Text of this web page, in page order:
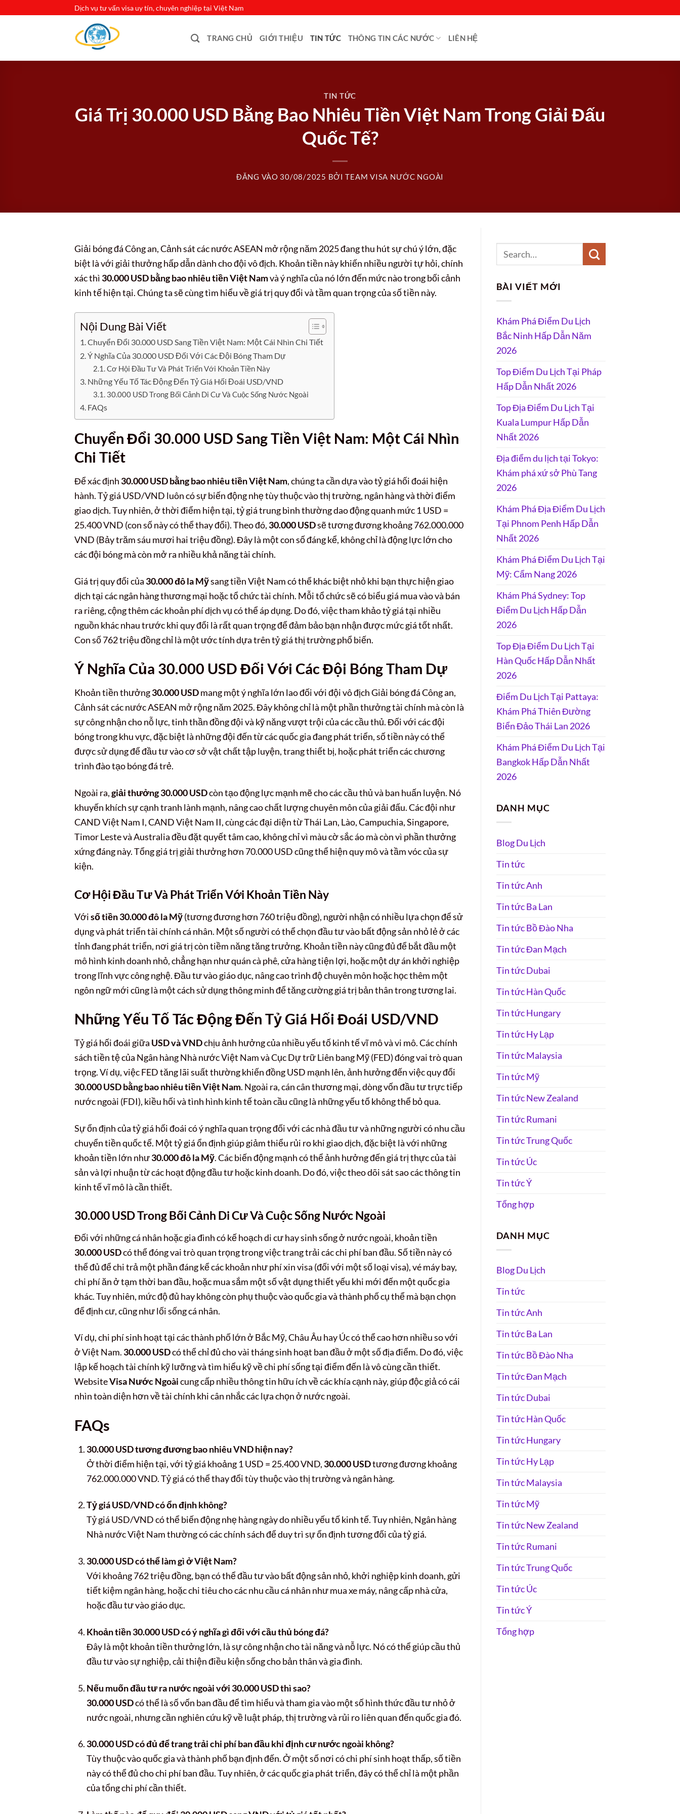
Dịch vụ tư vấn visa uy tín, chuyên nghiệp tại Việt Nam
TRANG CHỦ GIỚI THIỆU TIN TỨC THÔNG TIN CÁC NƯỚC LIÊN HỆ
TIN TỨC
Giá Trị 30.000 USD Bằng Bao Nhiêu Tiền Việt Nam Trong Giải Đấu
Quốc Tế?
ĐĂNG VÀO 30/08/2025 BỞITEAM VISA NƯỚC NGOÀI
Giải bóng đá Công an, Cảnh sát các nước ASEAN mở rộng năm 2025 đang thu hút sự chú ý lớn, đặc
biệt là với giải thưởng hấp dẫn dành cho đội vô địch. Khoản tiền này khiến nhiều người tự hỏi, chính
xác thì 30.000 USD bằng bao nhiêu tiền Việt Namvà ý nghĩa của nó lớn đến mức nào trong bối cảnh
kinh tế hiện tại. Chúng ta sẽ cùng tìm hiểu về giá trị quy đổi và tầm quan trọng của số tiền này.
Nội Dung Bài Viết
Chuyển Đổi 30.000 USD Sang Tiền Việt Nam: Một Cái Nhìn Chi Tiết
Ý Nghĩa Của 30.000 USD Đối Với Các Đội Bóng Tham Dự
Cơ Hội Đầu Tư Và Phát Triển Với Khoản Tiền Này
Những Yếu Tố Tác Động Đến Tỷ Giá Hối Đoái USD/VND
30.000 USD Trong Bối Cảnh Di Cư Và Cuộc Sống Nước Ngoài
FAQs
Chuyển Đổi 30.000 USD Sang Tiền Việt Nam: Một Cái Nhìn
Chi Tiết
Để xác định 30.000 USD bằng bao nhiêu tiền Việt Nam, chúng ta cần dựa vào tỷ giá hối đoái hiện
hành. Tỷ giá USD/VND luôn có sự biến động nhẹ tùy thuộc vào thị trường, ngân hàng và thời điểm
giao dịch. Tuy nhiên, ở thời điểm hiện tại, tỷ giá trung bình thường dao động quanh mức 1 USD =
25.400 VND (con số này có thể thay đổi). Theo đó, 30.000 USDsẽ tương đương khoảng 762.000.000
VND (Bảy trăm sáu mươi hai triệu đồng). Đây là một con số đáng kể, không chỉ là động lực lớn cho
các đội bóng mà còn mở ra nhiều khả năng tài chính.
Giá trị quy đổi của 30.000 đô la Mỹsang tiền Việt Nam có thể khác biệt nhỏ khi bạn thực hiện giao
dịch tại các ngân hàng thương mại hoặc tổ chức tài chính. Mỗi tổ chức sẽ có biểu giá mua vào và bán
ra riêng, cộng thêm các khoản phí dịch vụ có thể áp dụng. Do đó, việc tham khảo tỷ giá tại nhiều
nguồn khác nhau trước khi quy đổi là rất quan trọng để đảm bảo bạn nhận được mức giá tốt nhất.
Con số 762 triệu đồng chỉ là một ước tính dựa trên tỷ giá thị trường phổ biến.
Ý Nghĩa Của 30.000 USD Đối Với Các Đội Bóng Tham Dự
Khoản tiền thưởng30.000 USDmang một ý nghĩa lớn lao đối với đội vô địch Giải bóng đá Công an,
Cảnh sát các nước ASEAN mở rộng năm 2025. Đây không chỉ là một phần thưởng tài chính mà còn là
sự công nhận cho nỗ lực, tinh thần đồng đội và kỹ năng vượt trội của các cầu thủ. Đối với các đội
bóng trong khu vực, đặc biệt là những đội đến từ các quốc gia đang phát triển, số tiền này có thể
được sử dụng để đầu tư vào cơ sở vật chất tập luyện, trang thiết bị, hoặc phát triển các chương
trình đào tạo bóng đá trẻ.
Ngoài ra,giải thưởng 30.000 USDcòn tạo động lực mạnh mẽ cho các cầu thủ và ban huấn luyện. Nó
khuyến khích sự cạnh tranh lành mạnh, nâng cao chất lượng chuyên môn của giải đấu. Các đội như
CAND Việt Nam I, CAND Việt Nam II, cùng các đại diện từ Thái Lan, Lào, Campuchia, Singapore,
Timor Leste và Australia đều đặt quyết tâm cao, không chỉ vì màu cờ sắc áo mà còn vì phần thưởng
xứng đáng này. Tổng giá trị giải thưởng hơn 70.000 USD cũng thể hiện quy mô và tầm vóc của sự
kiện.
Cơ Hội Đầu Tư Và Phát Triển Với Khoản Tiền Này
Vớisố tiền 30.000 đô la Mỹ(tương đương hơn 760 triệu đồng), người nhận có nhiều lựa chọn để sử
dụng và phát triển tài chính cá nhân. Một số người có thể chọn đầu tư vào bất động sản nhỏ lẻ ở các
tỉnh đang phát triển, nơi giá trị còn tiềm năng tăng trưởng. Khoản tiền này cũng đủ để bắt đầu một
mô hình kinh doanh nhỏ, chẳng hạn như quán cà phê, cửa hàng tiện lợi, hoặc một dự án khởi nghiệp
trong lĩnh vực công nghệ. Đầu tư vào giáo dục, nâng cao trình độ chuyên môn hoặc học thêm một
ngôn ngữ mới cũng là một cách sử dụng thông minh để tăng cường giá trị bản thân trong tương lai.
Những Yếu Tố Tác Động Đến Tỷ Giá Hối Đoái USD/VND
Tỷ giá hối đoái giữa USD và VNDchịu ảnh hưởng của nhiều yếu tố kinh tế vĩ mô và vi mô. Các chính
sách tiền tệ của Ngân hàng Nhà nước Việt Nam và Cục Dự trữ Liên bang Mỹ (FED) đóng vai trò quan
trọng. Ví dụ, việc FED tăng lãi suất thường khiến đồng USD mạnh lên, ảnh hưởng đến việc quy đổi
30.000 USD bằng bao nhiêu tiền Việt Nam. Ngoài ra, cán cân thương mại, dòng vốn đầu tư trực tiếp
nước ngoài (FDI), kiều hối và tình hình kinh tế toàn cầu cũng là những yếu tố không thể bỏ qua.
Sự ổn định của tỷ giá hối đoái có ý nghĩa quan trọng đối với các nhà đầu tư và những người có nhu cầu
chuyển tiền quốc tế. Một tỷ giá ổn định giúp giảm thiểu rủi ro khi giao dịch, đặc biệt là với những
khoản tiền lớn như30.000 đô la Mỹ. Các biến động mạnh có thể ảnh hưởng đến giá trị thực của tài
sản và lợi nhuận từ các hoạt động đầu tư hoặc kinh doanh. Do đó, việc theo dõi sát sao các thông tin
kinh tế vĩ mô là cần thiết.
30.000 USD Trong Bối Cảnh Di Cư Và Cuộc Sống Nước Ngoài
Đối với những cá nhân hoặc gia đình có kế hoạch di cư hay sinh sống ở nước ngoài, khoản tiền
30.000 USDcó thể đóng vai trò quan trọng trong việc trang trải các chi phí ban đầu. Số tiền này có
thể đủ để chi trả một phần đáng kể các khoản như phí xin visa (đối với một số loại visa), vé máy bay,
chi phí ăn ở tạm thời ban đầu, hoặc mua sắm một số vật dụng thiết yếu khi mới đến một quốc gia
khác. Tuy nhiên, mức độ đủ hay không còn phụ thuộc vào quốc gia và thành phố cụ thể mà bạn chọn
để định cư, cũng như lối sống cá nhân.
Ví dụ, chi phí sinh hoạt tại các thành phố lớn ở Bắc Mỹ, Châu Âu hay Úc có thể cao hơn nhiều so với
ở Việt Nam. 30.000 USDcó thể chỉ đủ cho vài tháng sinh hoạt ban đầu ở một số địa điểm. Do đó, việc
lập kế hoạch tài chính kỹ lưỡng và tìm hiểu kỹ về chi phí sống tại điểm đến là vô cùng cần thiết.
WebsiteVisa Nước Ngoàicung cấp nhiều thông tin hữu ích về các khía cạnh này, giúp độc giả có cái
nhìn toàn diện hơn về tài chính khi cân nhắc các lựa chọn ở nước ngoài.
FAQs
30.000 USD tương đương bao nhiêu VND hiện nay?
Ở thời điểm hiện tại, với tỷ giá khoảng 1 USD = 25.400 VND, 30.000 USDtương đương khoảng
762.000.000 VND. Tỷ giá có thể thay đổi tùy thuộc vào thị trường và ngân hàng.
Tỷ giá USD/VND có ổn định không?
Tỷ giá USD/VND có thể biến động nhẹ hàng ngày do nhiều yếu tố kinh tế. Tuy nhiên, Ngân hàng
Nhà nước Việt Nam thường có các chính sách để duy trì sự ổn định tương đối của tỷ giá.
30.000 USD có thể làm gì ở Việt Nam?
Với khoảng 762 triệu đồng, bạn có thể đầu tư vào bất động sản nhỏ, khởi nghiệp kinh doanh, gửi
tiết kiệm ngân hàng, hoặc chi tiêu cho các nhu cầu cá nhân như mua xe máy, nâng cấp nhà cửa,
hoặc đầu tư vào giáo dục.
Khoản tiền 30.000 USD có ý nghĩa gì đối với cầu thủ bóng đá?
Đây là một khoản tiền thưởng lớn, là sự công nhận cho tài năng và nỗ lực. Nó có thể giúp cầu thủ
đầu tư vào sự nghiệp, cải thiện điều kiện sống cho bản thân và gia đình.
Nếu muốn đầu tư ra nước ngoài với 30.000 USD thì sao?
30.000 USDcó thể là số vốn ban đầu để tìm hiểu và tham gia vào một số hình thức đầu tư nhỏ ở
nước ngoài, nhưng cần nghiên cứu kỹ về luật pháp, thị trường và rủi ro liên quan đến quốc gia đó.
30.000 USD có đủ để trang trải chi phí ban đầu khi định cư nước ngoài không?
Tùy thuộc vào quốc gia và thành phố bạn định đến. Ở một số nơi có chi phí sinh hoạt thấp, số tiền
này có thể đủ cho chi phí ban đầu. Tuy nhiên, ở các quốc gia phát triển, đây có thể chỉ là một phần
của tổng chi phí cần thiết.
BÀI VIẾT MỚI
Khám Phá Điểm Du Lịch
Bắc Ninh Hấp Dẫn Năm
2026
Top Điểm Du Lịch Tại Pháp
Hấp Dẫn Nhất 2026
Top Địa Điểm Du Lịch Tại
Kuala Lumpur Hấp Dẫn
Nhất 2026
Địa điểm du lịch tại Tokyo:
Khám phá xứ sở Phù Tang
2026
Khám Phá Địa Điểm Du Lịch
Tại Phnom Penh Hấp Dẫn
Nhất 2026
Khám Phá Điểm Du Lịch Tại
Mỹ: Cẩm Nang 2026
Khám Phá Sydney: Top
Điểm Du Lịch Hấp Dẫn
2026
Top Địa Điểm Du Lịch Tại
Hàn Quốc Hấp Dẫn Nhất
2026
Điểm Du Lịch Tại Pattaya:
Khám Phá Thiên Đường
Biển Đảo Thái Lan 2026
Khám Phá Điểm Du Lịch Tại
Bangkok Hấp Dẫn Nhất
2026
DANH MỤC
Blog Du Lịch
Tin tức
Tin tức Anh
Tin tức Ba Lan
Tin tức Bồ Đào Nha
Tin tức Đan Mạch
Tin tức Dubai
Tin tức Hàn Quốc
Tin tức Hungary
Tin tức Hy Lạp
Tin tức Malaysia
Tin tức Mỹ
Tin tức New Zealand
Tin tức Rumani
Tin tức Trung Quốc
Tin tức Úc
Tin tức Ý
Tổng hợp
DANH MỤC
Blog Du Lịch
Tin tức
Tin tức Anh
Tin tức Ba Lan
Tin tức Bồ Đào Nha
Tin tức Đan Mạch
Tin tức Dubai
Tin tức Hàn Quốc
Tin tức Hungary
Tin tức Hy Lạp
Tin tức Malaysia
Tin tức Mỹ
Tin tức New Zealand
Tin tức Rumani
Tin tức Trung Quốc
Tin tức Úc
Tin tức Ý
Tổng hợp